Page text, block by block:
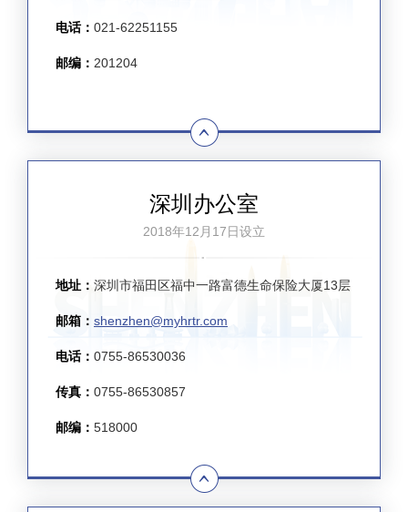
电话： 021-62251155
邮编： 201204
深圳办公室
2018年12月17日设立
地址： 深圳市福田区福中一路富德生命保险大厦13层
邮箱： shenzhen@myhrtr.com
电话： 0755-86530036
传真： 0755-86530857
邮编： 518000